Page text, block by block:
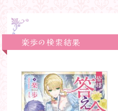
楽歩の検索結果